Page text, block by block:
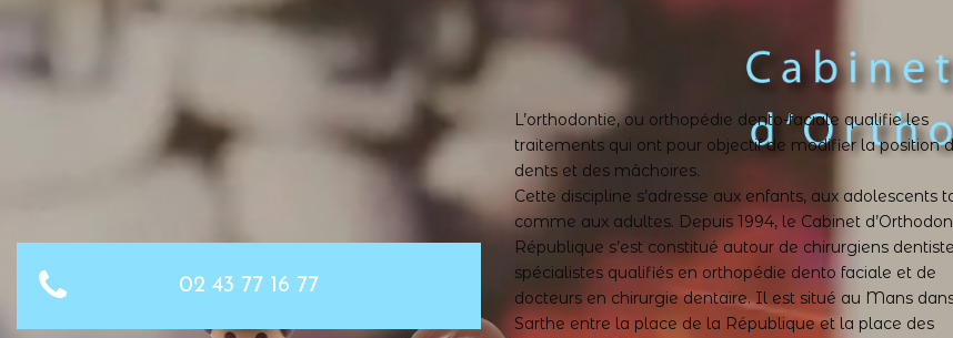
02 43 77 16 77
L’orthodontie, ou orthopédie dento-faciale qualifie les
traitements qui ont pour objectif de modifier la position
dents et des mâchoires.
Cette discipline s’adresse aux enfants, aux adolescents
comme aux adultes. Depuis 1994, le Cabinet
République s’est constitué autour de chirurgiens
spécialistes qualifiés en orthopédie dento faciale et de
docteurs en chirurgie dentaire. Il est situé au Mans
Sarthe entre la place de la République et la place des